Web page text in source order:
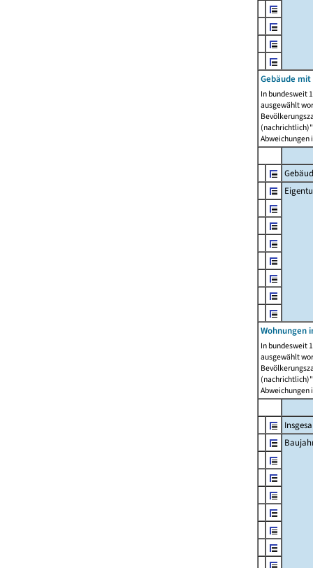
Gebäude
In bundesweit
ausgewählt
Abweichungen
Wohnungen
In bundesweit
ausgewählt
Abweichungen